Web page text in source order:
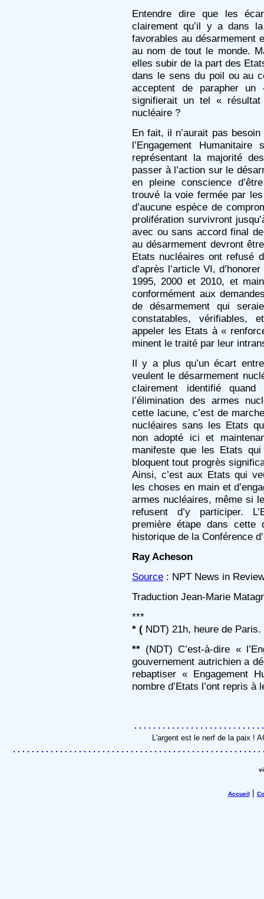
Entendre dire que les
clairement qu’il y a dans
favorables au désarmement
au nom de tout le monde.
elles subir de la part des
dans le sens du poil ou au
acceptent de parapher
signifierait un tel « résultat
nucléaire ?
En fait, il n’aurait pas
l’Engagement
représentant la majorité
passer à l’action sur le
en pleine conscience
trouvé la voie fermée par
d’aucune espèce de
prolifération survivront
avec ou sans accord final
au désarmement devront
Etats nucléaires ont refusé
d’après l’article VI,
1995, 2000 et 2010, et
conformément aux
de désarmement qui
constatables, vérifiables,
appeler les Etats à «
minent le traité par leur
Il y a plus qu’un écart
veulent le désarmement
clairement identifié
l’élimination des armes
cette lacune, c’est de
nucléaires sans les Etats
non adopté ici et
manifeste que les Etats
bloquent tout progrès
Ainsi, c’est aux Etats qui
les choses en main et
armes nucléaires, même si
refusent d’y participer.
première étape dans cette
historique de la Conférence
Ray Acheson
Source : NPT News in
Traduction Jean-Marie
***
* ( NDT) 21h, heure de Paris.
** (NDT) C’est-à-dire «
gouvernement autrichien a
rebaptiser « Engagement
nombre d’Etats l’ont repris à
L'argent est le nerf de la paix !
Accueil |